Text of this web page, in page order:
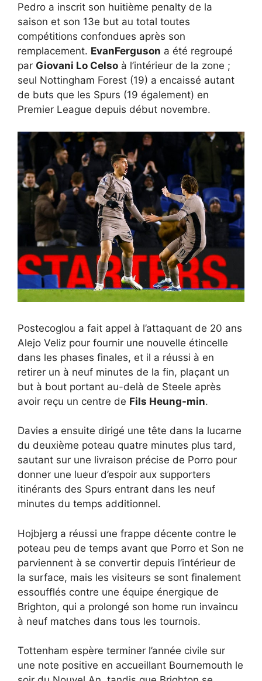
Pedro a inscrit son huitième penalty de la
saison et son 13e but au total toutes
compétitions confondues après son
remplacement. EvanFerguson a été regroupé
par Giovani Lo Celso à l’intérieur de la zone ;
seul Nottingham Forest (19) a encaissé autant
de buts que les Spurs (19 également) en
Premier League depuis début novembre.
Postecoglou a fait appel à l’attaquant de 20 ans
Alejo Veliz pour fournir une nouvelle étincelle
dans les phases finales, et il a réussi à en
retirer un à neuf minutes de la fin, plaçant un
but à bout portant au-delà de Steele après
avoir reçu un centre de Fils Heung-min.
Davies a ensuite dirigé une tête dans la lucarne
du deuxième poteau quatre minutes plus tard,
sautant sur une livraison précise de Porro pour
donner une lueur d’espoir aux supporters
itinérants des Spurs entrant dans les neuf
minutes du temps additionnel.
Hojbjerg a réussi une frappe décente contre le
poteau peu de temps avant que Porro et Son ne
parviennent à se convertir depuis l’intérieur de
la surface, mais les visiteurs se sont finalement
essoufflés contre une équipe énergique de
Brighton, qui a prolongé son home run invaincu
à neuf matches dans tous les tournois.
Tottenham espère terminer l’année civile sur
une note positive en accueillant Bournemouth le